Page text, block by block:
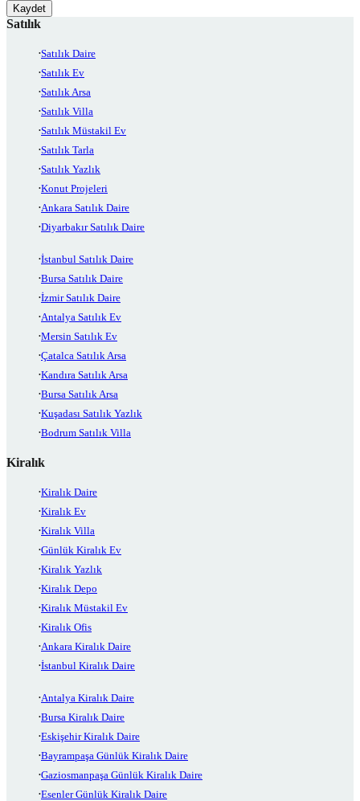
Kaydet
Satılık
Satılık Daire
Satılık Ev
Satılık Arsa
Satılık Villa
Satılık Müstakil Ev
Satılık Tarla
Satılık Yazlık
Konut Projeleri
Ankara Satılık Daire
Diyarbakır Satılık Daire
İstanbul Satılık Daire
Bursa Satılık Daire
İzmir Satılık Daire
Antalya Satılık Ev
Mersin Satılık Ev
Çatalca Satılık Arsa
Kandıra Satılık Arsa
Bursa Satılık Arsa
Kuşadası Satılık Yazlık
Bodrum Satılık Villa
Kiralık
Kiralık Daire
Kiralık Ev
Kiralık Villa
Günlük Kiralık Ev
Kiralık Yazlık
Kiralık Depo
Kiralık Müstakil Ev
Kiralık Ofis
Ankara Kiralık Daire
İstanbul Kiralık Daire
Antalya Kiralık Daire
Bursa Kiralık Daire
Eskişehir Kiralık Daire
Bayrampaşa Günlük Kiralık Daire
Gaziosmanpaşa Günlük Kiralık Daire
Esenler Günlük Kiralık Daire